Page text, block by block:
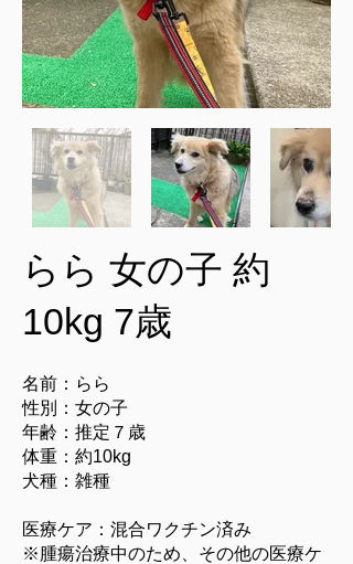
らら 女の子 約
10kg 7歳
名前：らら
性別：女の子
年齢：推定７歳
体重：約10kg
犬種：雑種
医療ケア：混合ワクチン済み
※腫瘍治療中のため、その他の医療ケ